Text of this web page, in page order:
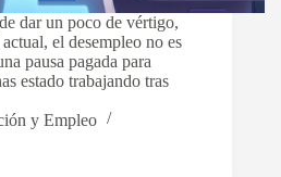
dar un poco de vértigo,
el desempleo no es
pausa pagada para
estado trabajando tras
y Empleo